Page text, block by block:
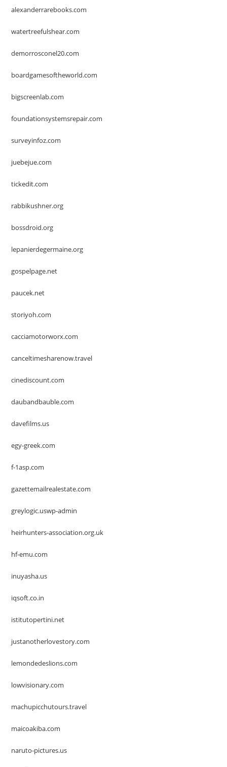
alexanderrarebooks.com
watertreefulshear.com
demorrosconel20.com
boardgamesoftheworld.com
bigscreenlab.com
foundationsystemsrepair.com
surveyinfoz.com
juebejue.com
tickedit.com
rabbikushner.org
bossdroid.org
lepanierdegermaine.org
gospelpage.net
paucek.net
storiyoh.com
cacciamotorworx.com
canceltimesharenow.travel
cinediscount.com
daubandbauble.com
davefilms.us
egy-greek.com
f-1asp.com
gazettemailrealestate.com
greylogic.uswp-admin
heirhunters-association.org.uk
hf-emu.com
inuyasha.us
iqsoft.co.in
istitutopertini.net
justanotherlovestory.com
lemondedeslions.com
lowvisionary.com
machupicchutours.travel
maicoakiba.com
naruto-pictures.us